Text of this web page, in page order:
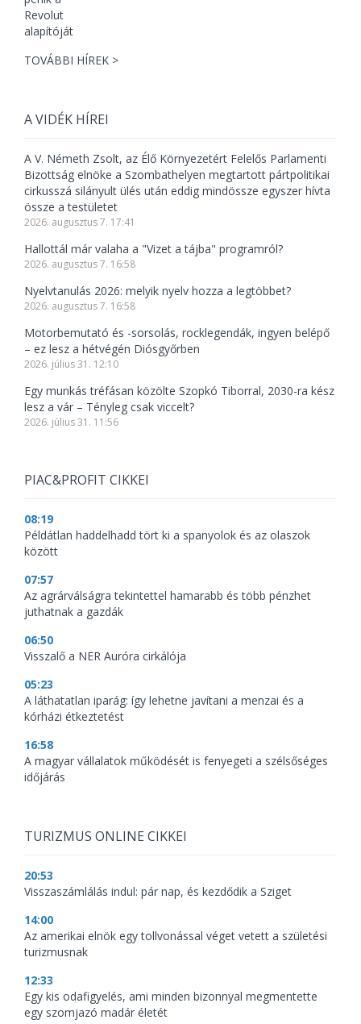
TOVÁBBI HÍREK >
A VIDÉK HÍREI
A V. Németh Zsolt, az Élő Környezetért Felelős Parlamenti
Bizottság elnöke a Szombathelyen megtartott pártpolitikai
cirkusszá silányult ülés után eddig mindössze egyszer hívta
össze a testületet
2026. augusztus 7. 17:41
Hallottál már valaha a "Vizet a tájba" programról?
2026. augusztus 7. 16:58
Nyelvtanulás 2026: melyik nyelv hozza a legtöbbet?
2026. augusztus 7. 16:58
Motorbemutató és -sorsolás, rocklegendák, ingyen belépő
– ez lesz a hétvégén Diósgyőrben
2026. július 31. 12:10
Egy munkás tréfásan közölte Szopkó Tiborral, 2030-ra kész
lesz a vár – Tényleg csak viccelt?
2026. július 31. 11:56
PIAC&PROFIT CIKKEI
08:19
Példátlan haddelhadd tört ki a spanyolok és az olaszok
között
07:57
Az agrárválságra tekintettel hamarabb és több pénzhet
juthatnak a gazdák
06:50
Visszalő a NER Auróra cirkálója
05:23
A láthatatlan iparág: így lehetne javítani a menzai és a
kórházi étkeztetést
16:58
A magyar vállalatok működését is fenyegeti a szélsőséges
időjárás
TURIZMUS ONLINE CIKKEI
20:53
Visszaszámlálás indul: pár nap, és kezdődik a Sziget
14:00
Az amerikai elnök egy tollvonással véget vetett a születési
turizmusnak
12:33
Egy kis odafigyelés, ami minden bizonnyal megmentette
egy szomjazó madár életét